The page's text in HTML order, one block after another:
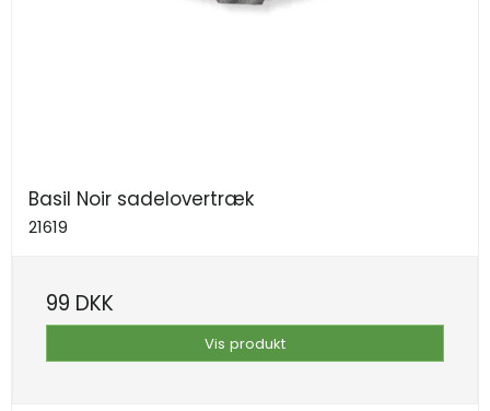
Basil Noir sadelovertræk
21619
99 DKK
Vis produkt